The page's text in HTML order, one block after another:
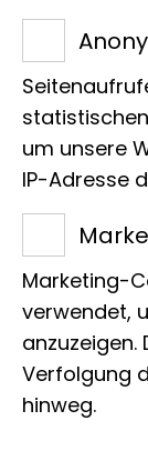
Welche
um unsere
IP-Adresse
Marketing-
verwendet,
anzuzeigen.
Verfolgung
hinweg.